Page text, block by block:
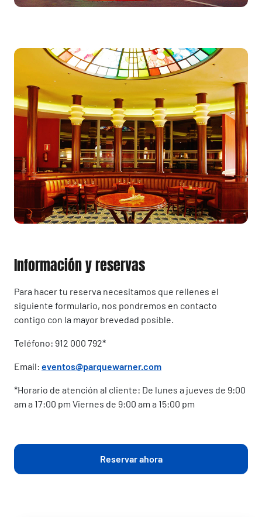
Información y reservas
Para hacer tu reserva necesitamos que rellenes el
siguiente formulario, nos pondremos en contacto
contigo con la mayor brevedad posible.
Teléfono: 912 000 792*
Email: eventos@parquewarner.com
*Horario de atención al cliente: De lunes a jueves de 9:00
am a 17:00 pm Viernes de 9:00 am a 15:00 pm
Reservar ahora